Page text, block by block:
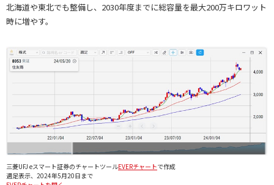
北海道や東北でも整備し、2030年度までに総容量を最大200万キロワット
時に増やす。
三菱UFJ eスマート証券のチャートツールEVERチャートで作成
週足表示、2024年5月20日まで